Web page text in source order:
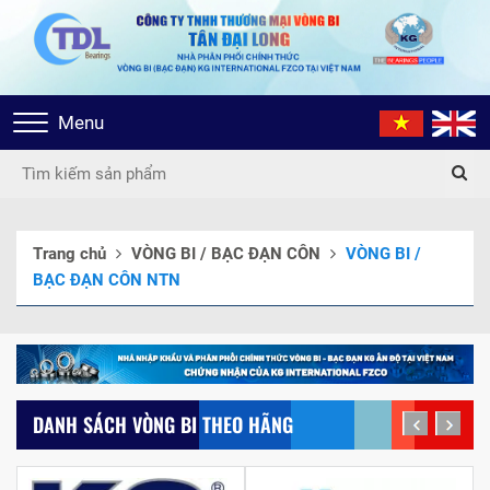
Toggle
navigation
Menu
Trang chủ VÒNG BI / BẠC ĐẠN CÔN
VÒNG BI /
BẠC ĐẠN CÔN NTN
DANH SÁCH VÒNG BI THEO HÃNG prev next